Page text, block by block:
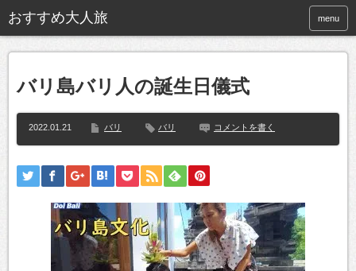
おすすめ大人旅 menu
バリ島バリ人の誕生日儀式
2022.01.21 バリ バリ コメントを書く